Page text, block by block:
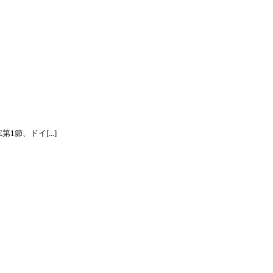
1節、ドイ[...]